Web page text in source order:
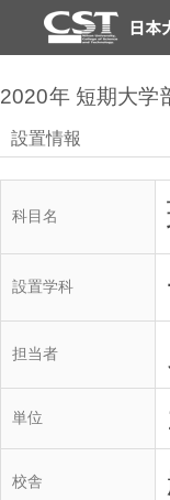
2020年 短期大学
設置情報
科目名
設置学科
担当者
単位
校舎